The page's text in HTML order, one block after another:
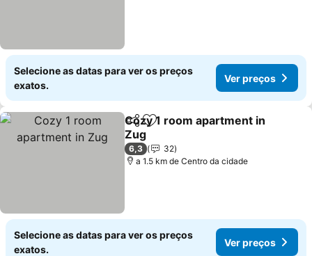
Selecione as datas para ver os preços
exatos.
Ver preços
PartilharAdicionar aos favoritos
Cozy 1 room apartment in
Zug
Ver preços
6,3
32
a 1.5 km de Centro da cidade
Selecione as datas para ver os preços
exatos.
Ver preços